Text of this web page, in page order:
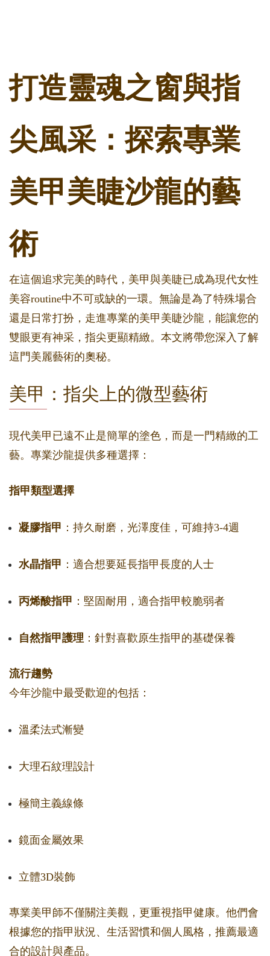
打造靈魂之窗與指
尖風采：探索專業
美甲美睫沙龍的藝
術
在這個追求完美的時代，美甲與美睫已成為現代女性
美容routine中不可或缺的一環。無論是為了特殊場合
還是日常打扮，走進專業的美甲美睫沙龍，能讓您的
雙眼更有神采，指尖更顯精緻。本文將帶您深入了解
這門美麗藝術的奧秘。
美甲：指尖上的微型藝術
現代美甲已遠不止是簡單的塗色，而是一門精緻的工
藝。專業沙龍提供多種選擇：
指甲類型選擇
凝膠指甲 ：持久耐磨，光澤度佳，可維持3-4週
水晶指甲 ：適合想要延長指甲長度的人士
丙烯酸指甲 ：堅固耐用，適合指甲較脆弱者
自然指甲護理 ：針對喜歡原生指甲的基礎保養
流行趨勢
今年沙龍中最受歡迎的包括：
溫柔法式漸變
大理石紋理設計
極簡主義線條
鏡面金屬效果
立體3D裝飾
專業美甲師不僅關注美觀，更重視指甲健康。他們會
根據您的指甲狀況、生活習慣和個人風格，推薦最適
合的設計與產品。